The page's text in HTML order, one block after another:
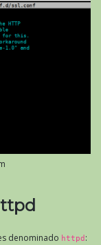
denominado httpd :